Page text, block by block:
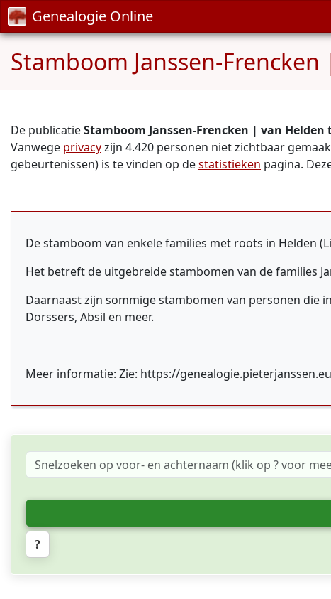
Genealogie Online
Stamboom Janssen-
De publicatieStamboom Janssen-Frencken | van Helden
Vanwege privacyzijn 4.420 personen niet zichtbaar
gebeurtenissen) is te vinden op destatistieken pagina.
De stamboom van enkele families met roots in Helden
Het betreft de uitgebreide stambomen van de families
Daarnaast zijn sommige stambomen van personen die
Dorssers, Absil en meer.
Meer informatie: Zie: https://genealogie.pieterjanssen.eu
?